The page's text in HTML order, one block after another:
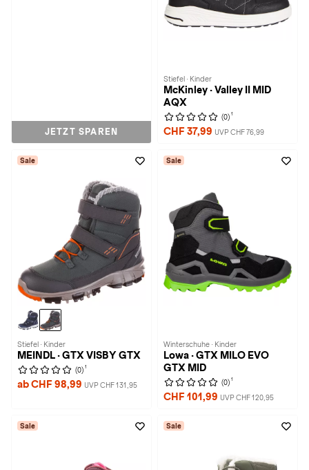
JETZT SPAREN
Stiefel · Kinder
McKinley · Valley II MID
AQX
(0) 1
CHF 37,99 UVP CHF 76,99
Sale
Stiefel · Kinder
MEINDL · GTX VISBY GTX
(0) 1
ab CHF 98,99 UVP CHF 131,95
Sale
Winterschuhe · Kinder
Lowa · GTX MILO EVO
GTX MID
(0) 1
CHF 101,99 UVP CHF 120,95
Sale Sale